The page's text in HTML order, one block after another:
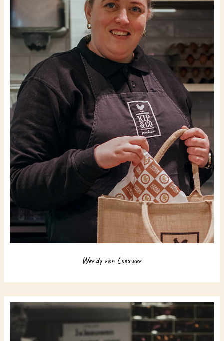
Wendy van Leeuwen